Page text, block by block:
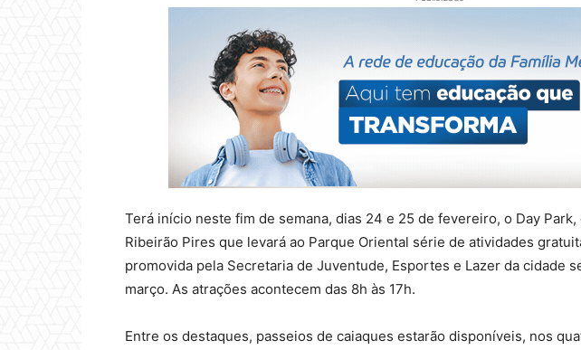
Terá início neste fim de semana, dias 24 e 25 de fevereiro, o Day
Ribeirão Pires que levará ao Parque Oriental série de atividades
promovida pela Secretaria de Juventude, Esportes e Lazer da cidade
março. As atrações acontecem das 8h às 17h.
Entre os destaques, passeios de caiaques estarão disponíveis, nos